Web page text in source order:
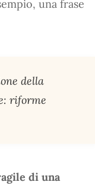
una frase
della
riforme
di una